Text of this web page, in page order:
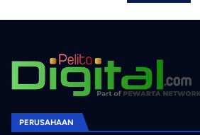
PERUSAHAAN